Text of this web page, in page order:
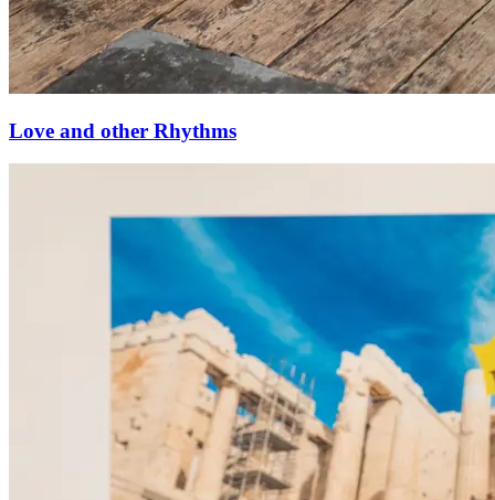
Love and other Rhythms